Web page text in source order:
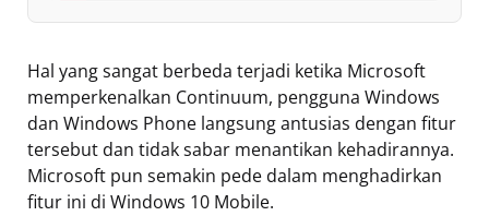
Hal yang sangat berbeda terjadi ketika Microsoft
memperkenalkan Continuum, pengguna Windows
dan Windows Phone langsung antusias dengan fitur
tersebut dan tidak sabar menantikan kehadirannya.
Microsoft pun semakin pede dalam menghadirkan
fitur ini di Windows 10 Mobile.